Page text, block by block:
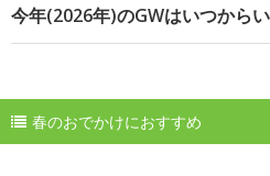
今年(2026年)のGWはいつから
春のおでかけにおすすめ